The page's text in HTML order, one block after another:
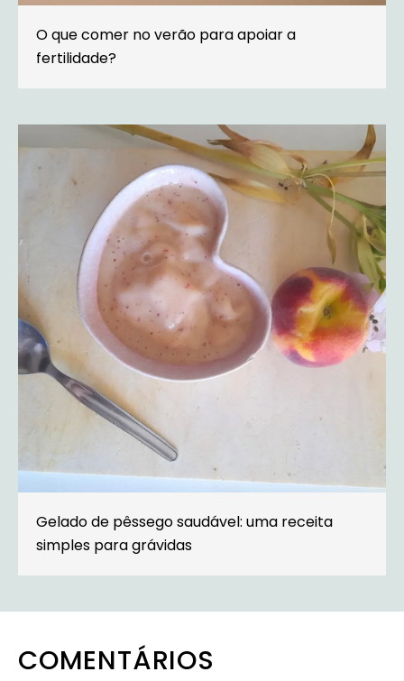
O que comer no verão para apoiar a
fertilidade?
Gelado de pêssego saudável: uma receita
simples para grávidas
COMENTÁRIOS